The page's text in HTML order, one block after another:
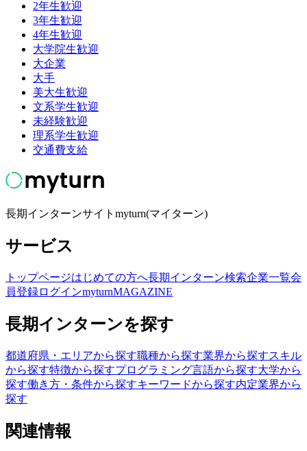
2年生歓迎
3年生歓迎
4年生歓迎
大学院生歓迎
大企業
大手
美大生歓迎
文系学生歓迎
未経験歓迎
理系学生歓迎
交通費支給
長期インターンサイトmyturn(マイターン)
サービス
トップページはじめての方へ長期インターン検索企業一覧会
員登録ログインmyturnMAGAZINE
長期インターンを探す
都道府県・エリアから探す職種から探す業界から探すスキル
から探す特徴から探すプログラミング言語から探す大学から
探す働き方・条件から探すキーワードから探す内定業界から
探す
関連情報